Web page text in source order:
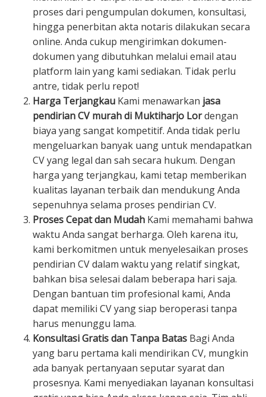
proses dari pengumpulan dokumen, konsultasi,
hingga penerbitan akta notaris dilakukan secara
online. Anda cukup mengirimkan dokumen-
dokumen yang dibutuhkan melalui email atau
platform lain yang kami sediakan. Tidak perlu
antre, tidak perlu repot!
Harga Terjangkau Kami menawarkan jasa
pendirian CV murah di Muktiharjo Lordengan
biaya yang sangat kompetitif. Anda tidak perlu
mengeluarkan banyak uang untuk mendapatkan
CV yang legal dan sah secara hukum. Dengan
harga yang terjangkau, kami tetap memberikan
kualitas layanan terbaik dan mendukung Anda
sepenuhnya selama proses pendirian CV.
Proses Cepat dan Mudah Kami memahami bahwa
waktu Anda sangat berharga. Oleh karena itu,
kami berkomitmen untuk menyelesaikan proses
pendirian CV dalam waktu yang relatif singkat,
bahkan bisa selesai dalam beberapa hari saja.
Dengan bantuan tim profesional kami, Anda
dapat memiliki CV yang siap beroperasi tanpa
harus menunggu lama.
Konsultasi Gratis dan Tanpa Batas Bagi Anda
yang baru pertama kali mendirikan CV, mungkin
ada banyak pertanyaan seputar syarat dan
prosesnya. Kami menyediakan layanan konsultasi